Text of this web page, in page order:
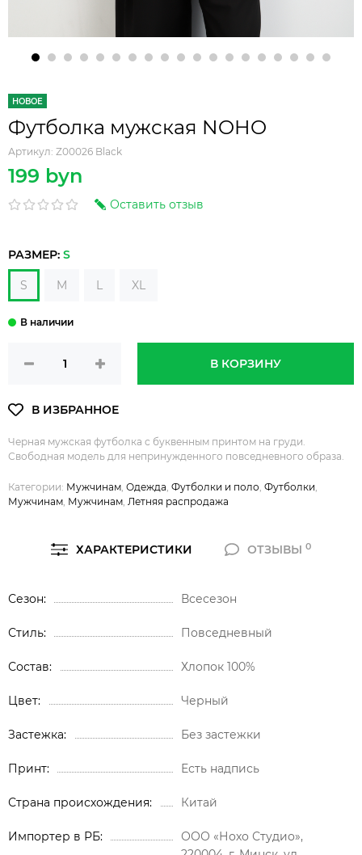
НОВОЕ
Футболка мужская NOHO
Артикул: Z00026 Black
199 byn
Оставить отзыв
РАЗМЕР: S
S M L XL
В КОРЗИНУ
Черная мужская футболка с буквенным принтом на груди.
Свободная модель для непринужденного повседневного образа.
Категории: Мужчинам, Одежда, Футболки и поло, Футболки,
Мужчинам, Мужчинам, Летняя распродажа
ХАРАКТЕРИСТИКИ ОТЗЫВЫ0
Сезон Всесезон
Стиль Повседневный
Состав Хлопок 100%
Цвет Черный
Застежка Без застежки
Принт Есть надпись
Страна происхождения Китай
Импортер в РБ
ООО «Нохо Студио»,